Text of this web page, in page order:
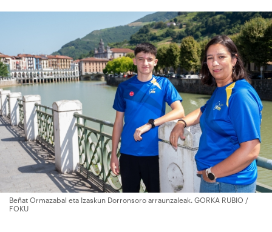
Beñat Ormazabal eta Izaskun Dorronsoro arraunzaleak. GORKA RUBIO /
FOKU